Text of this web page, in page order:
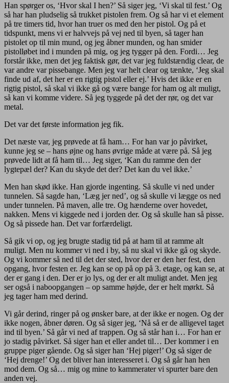
Han spørger os, ‘Hvor skal I hen?’ Så siger jeg, ‘Vi skal til fest.’ Og
så har han pludselig så trukket pistolen frem. Og så har vi et element
på tre timers tid, hvor han truer os med den her pistol. Og på et
tidspunkt, mens vi er halvvejs på vej ned til byen, så tager han
pistolet op til min mund, og jeg åbner munden, og han smider
pistolløbet ind i munden på mig, og jeg tygger på den. Fordi… Jeg
forstår ikke, men det jeg faktisk gør, det var jeg fuldstændig clear, de
var andre var pissebange. Men jeg var helt clear og tænkte, ‘Jeg skal
finde ud af, det her er en rigtig pistol eller ej.’ Hvis det ikke er en
rigtig pistol, så skal vi ikke gå og være bange for ham og alt muligt,
så kan vi komme videre. Så jeg tyggede på det der rør, og det var
metal.
Det var det første information jeg fik.
Det næste var, jeg prøvede at få ham… For han var jo påvirket,
kunne jeg se – hans øjne og hans øvrige måde at være på. Så jeg
prøvede lidt at få ham til… Jeg siger, ‘Kan du ramme den der
lygtepæl der? Kan du skyde det der? Det kan du vel ikke.’
Men han skød ikke. Han gjorde ingenting. Så skulle vi ned under
tunnelen. Så sagde han, ‘Læg jer ned’, og så skulle vi lægge os ned
under tunnelen. På maven, alle tre. Og hænderne over hovedet,
nakken. Mens vi kiggede ned i jorden der. Og så skulle han så pisse.
Og så pissede han. Det var forfærdeligt.
Så gik vi op, og jeg brugte stadig tid på at ham til at ramme alt
muligt. Men nu kommer vi ned i by, så nu skal vi ikke gå og skyde.
Og vi kommer så ned til det der sted, hvor der er den her fest, den
opgang, hvor festen er. Jeg kan se op på op på 3. etage, og kan se, at
der er gang i den. Der er jo lys, og der er alt muligt andet. Men jeg
ser også i naboopgangen – op samme højde, der er helt mørkt. Så
jeg tager ham med derind.
Vi går derind, ringer på og ønsker bare, at der ikke er nogen. Og der
ikke nogen, åbner døren. Og så siger jeg, ‘Nå så er de alligevel taget
ind til byen.’ Så går vi ned af trappen. Og så står han i… For han er
jo stadig påvirket. Så siger han et eller andet til… Der kommer i en
gruppe piger gående. Og så siger han ‘Hej piger!’ Og så siger de
‘Hej drenge!’ Og det bliver han interesseret i. Og så går han hen
mod dem. Og så… mig og mine to kammerater vi spurter bare den
anden vej.